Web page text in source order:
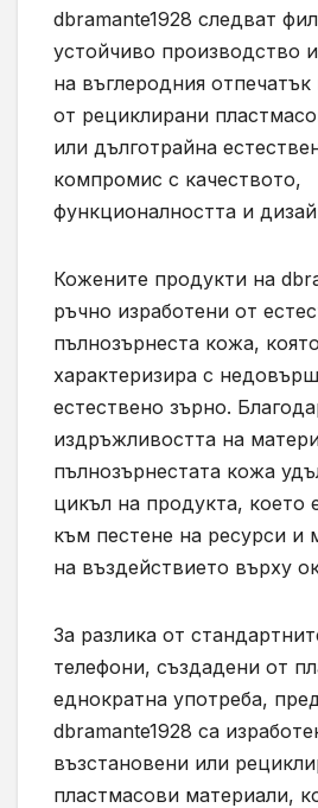
dbramante1928 следват
устойчиво производство
на въглеродния
от рециклирани
или дълготрайна
компромис с качеството,
функционалността и
Кожените продукти на
ръчно изработени от
пълнозърнеста кожа,
характеризира с
естествено зърно.
издръжливостта на
пълнозърнестата кожа
цикъл на продукта, което
към пестене на ресурси и
на въздействието върху
За разлика от
телефони, създадени от
еднократна употреба,
dbramante1928 са
възстановени или
пластмасови материали,